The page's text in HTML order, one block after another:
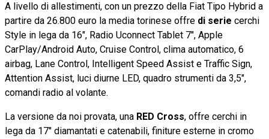
A livello di allestimenti, con un prezzo della Fiat Tipo Hybrid a
partire da 26.800 euro la media torinese offre di serie cerchi
Style in lega da 16", Radio Uconnect Tablet 7", Apple
CarPlay/Android Auto, Cruise Control, clima automatico, 6
airbag, Lane Control, Intelligent Speed Assist e Traffic Sign,
Attention Assist, luci diurne LED, quadro strumenti da 3,5",
comandi radio al volante.
La versione da noi provata, una RED Cross, offre cerchi in
lega da 17" diamantati e catenabili, finiture esterne in cromo